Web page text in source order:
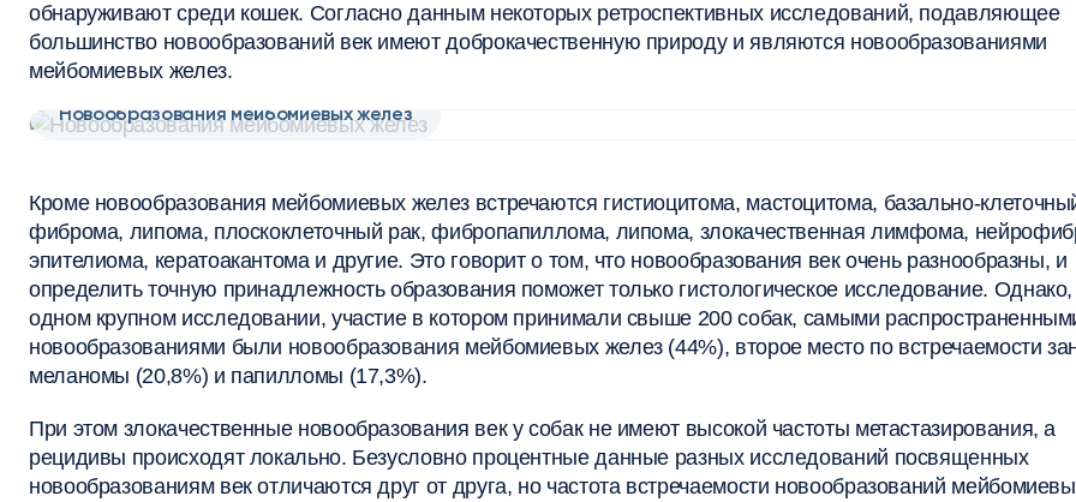
обнаруживают среди кошек. Согласно данным некоторых ретроспективных исследований, подавляющее
большинство новообразований век имеют доброкачественную природу и являются новообразованиями
мейбомиевых желез.
Новообразования мейбомиевых желез
Кроме новообразования мейбомиевых желез встречаются гистиоцитома, мастоцитома, базально-
фиброма, липома, плоскоклеточный рак, фибропапиллома, липома, злокачественная лимфома,
эпителиома, кератоакантома и другие. Это говорит о том, что новообразования век очень разнообразны, и
определить точную принадлежность образования поможет только гистологическое исследование.
одном крупном исследовании, участие в котором принимали свыше 200 собак, самыми
новообразованиями были новообразования мейбомиевых желез (44%), второе место по встречаемости
меланомы (20,8%) и папилломы (17,3%).
При этом злокачественные новообразования век у собак не имеют высокой частоты метастазирования, а
рецидивы происходят локально. Безусловно процентные данные разных исследований посвященных
новообразованиям век отличаются друг от друга, но частота встречаемости новообразований